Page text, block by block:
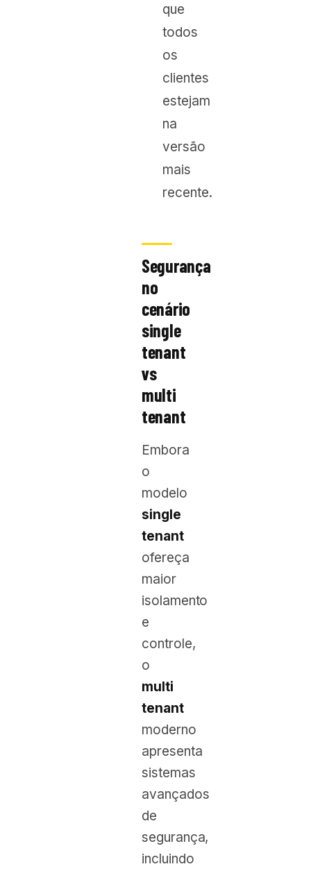
que
todos
os
clientes
estejam
na
versão
mais
recente.
Segurança
no
cenário
single
tenant
vs
multi
tenant
Embora
o
modelo
single
tenant
ofereça
maior
isolamento
e
controle,
o
multi
tenant
moderno
apresenta
sistemas
avançados
de
segurança,
incluindo